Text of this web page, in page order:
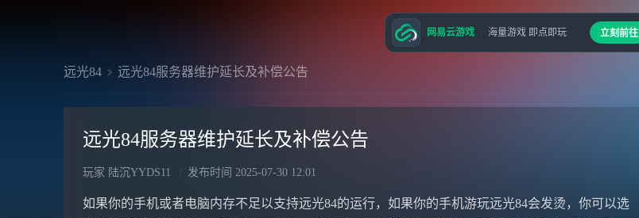
远光84 远光84服务器维护延长及补偿公告
远光84服务器维护延长及补偿公告
玩家 陆沉YYDS11 发布时间 2025-07-30 12:01
如果你的手机或者电脑内存不足以支持远光84的运行，如果你的手机游玩远光84会发烫，你可以选
网易云游戏 海量游戏 即点即玩 立刻前往